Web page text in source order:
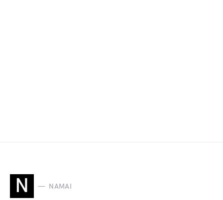
N NAMAI